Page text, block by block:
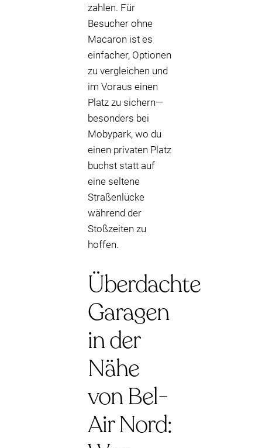
zahlen. Für
Besucher ohne
Macaron ist es
einfacher, Optionen
zu vergleichen und
im Voraus einen
Platz zu sichern—
besonders bei
Mobypark, wo du
einen privaten Platz
buchst statt auf
eine seltene
Straßenlücke
während der
Stoßzeiten zu
hoffen.
Überdachte
Garagen
in der
Nähe
von Bel-
Air Nord: